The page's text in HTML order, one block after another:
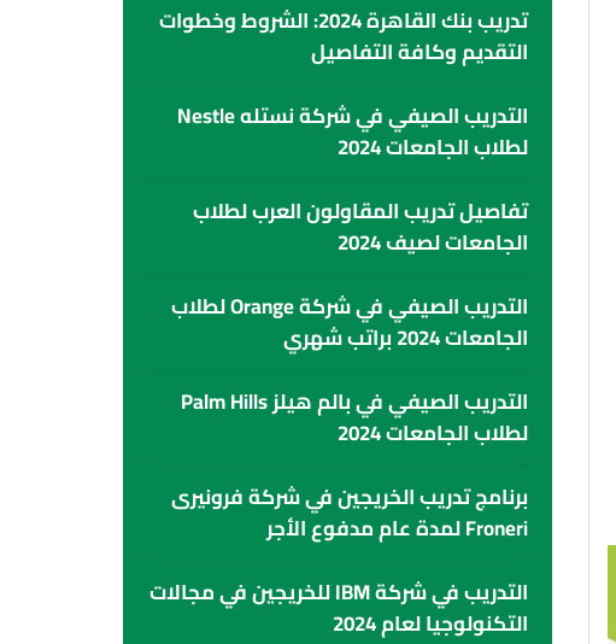
تدريب بنك القاهرة 2024: الشروط وخطوات
التقديم وكافة التفاصيل
التدريب الصيفي في شركة نستله Nestle
لطلاب الجامعات 2024
تفاصيل تدريب المقاولون العرب لطلاب
الجامعات لصيف 2024
التدريب الصيفي في شركة Orange لطلاب
الجامعات 2024 براتب شهري
التدريب الصيفي في بالم هيلز Palm Hills
لطلاب الجامعات 2024
برنامج تدريب الخريجين في شركة فرونيرى
Froneri لمدة عام مدفوع الأجر
التدريب في شركة IBM للخريجين في مجالات
التكنولوجيا لعام 2024